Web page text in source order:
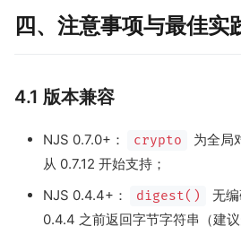
四、注意事项与最佳实
4.1 版本兼容
NJS 0.7.0+： crypto 为全局
从 0.7.12 开始支持；
NJS 0.4.4+：
digest()
无
0.4.4 之前返回字节字符串（建议